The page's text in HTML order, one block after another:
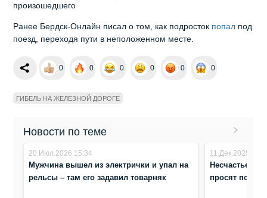
произошедшего
Ранее Бердск-Онлайн писал о том, как подросток попал под
поезд, переходя пути в неположенном месте.
0 0 0 0 0 0
ГИБЕЛЬ НА ЖЕЛЕЗНОЙ ДОРОГЕ
Новости по теме
20.Июл.2026 15:34
Мужчина вышел из электрички и упал на
рельсы – там его задавил товарняк
11.Дек.2025
Несчастье на
просят